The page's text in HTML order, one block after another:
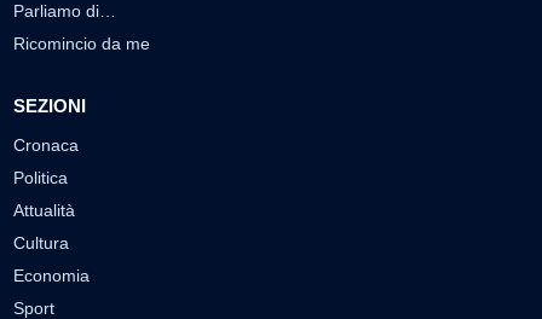
Parliamo di…
Ricomincio da me
SEZIONI
Cronaca
Politica
Attualità
Cultura
Economia
Sport